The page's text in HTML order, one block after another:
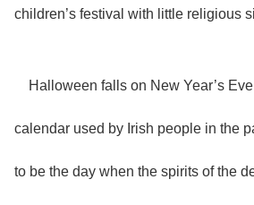
children’s festival with little religious
Halloween falls on New Year’s
calendar used by Irish people in the
to be the day when the spirits of the